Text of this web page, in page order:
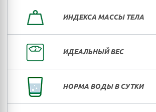
ИНДЕКСА МАССЫ ТЕЛА
ИДЕАЛЬНЫЙ ВЕС
НОРМА ВОДЫ В СУТКИ